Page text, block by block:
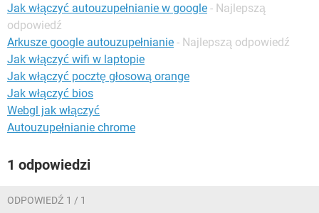
Jak włączyć autouzupełnianie w google - Najlepszą
odpowiedź
Arkusze google autouzupełnianie - Najlepszą odpowiedź
Jak włączyć wifi w laptopie
Jak włączyć pocztę głosową orange
Jak włączyć bios
Webgl jak włączyć
Autouzupełnianie chrome
1 odpowiedzi
ODPOWIEDŹ 1 / 1